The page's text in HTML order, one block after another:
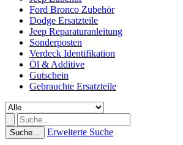
Ford Bronco Zubehör
Dodge Ersatzteile
Jeep Reparaturanleitung
Sonderposten
Verdeck Identifikation
Öl & Additive
Gutschein
Gebrauchte Ersatzteile
Suche... Erweiterte Suche